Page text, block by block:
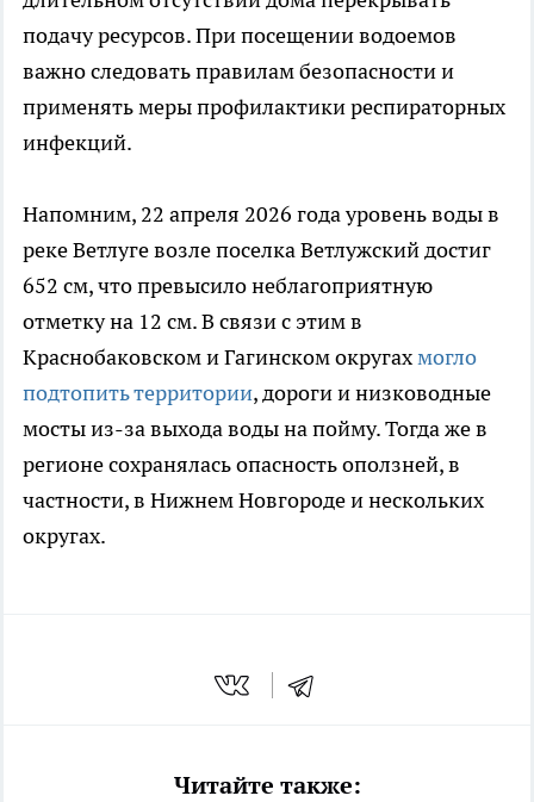
подачу ресурсов. При посещении водоемов
важно следовать правилам безопасности и
применять меры профилактики респираторных
инфекций.
Напомним, 22 апреля 2026 года уровень воды в
реке Ветлуге возле поселка Ветлужский достиг
652 см, что превысило неблагоприятную
отметку на 12 см. В связи с этим в
Краснобаковском и Гагинском округахмогло
подтопить территории, дороги и низководные
мосты из-за выхода воды на пойму. Тогда же в
регионе сохранялась опасность оползней, в
частности, в Нижнем Новгороде и нескольких
округах.
Читайте также: